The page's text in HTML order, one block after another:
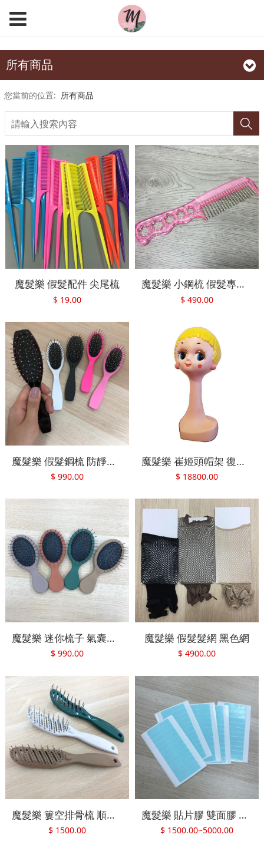
所有商品
您當前的位置: 所有商品
魔髮樂 假髮配件 尖尾梳
$ 19.00
魔髮樂 小鋼梳 假髮專用梳子 防靜電 好梳理 方便攜帶
$ 490.00
魔髮樂 假髮鋼梳 防靜電鋼梳 氣囊梳子
$ 990.00
魔髮樂 崔姬頭帽架 復刻娃娃頭 假髮髮架 Tiggy head 情人節
$ 18800.00
魔髮樂 迷你梳子 氣囊梳 方便攜帶
$ 990.00
魔髮樂 假髮髮網 黑色網
$ 4900.00
魔髮樂 簍空排骨梳 順髮梳 梳子
$ 1500.00
魔髮樂 貼片膠 雙面膠 無痕接髮 貼片專用膠 寬2CM
$ 1500.00~5000.00